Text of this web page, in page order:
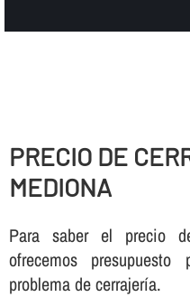
PRECIO DE
MEDIONA
Para saber el precio
ofrecemos presupuesto
problema de cerrajerí­a.